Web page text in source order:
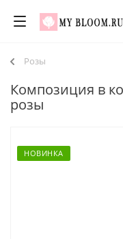
Розы
Композиция в
розы
НОВИНКА